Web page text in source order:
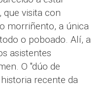
que visita con
morriñento, a única
o poboado. Alí, a
asistentes
O "dúo de
recente da